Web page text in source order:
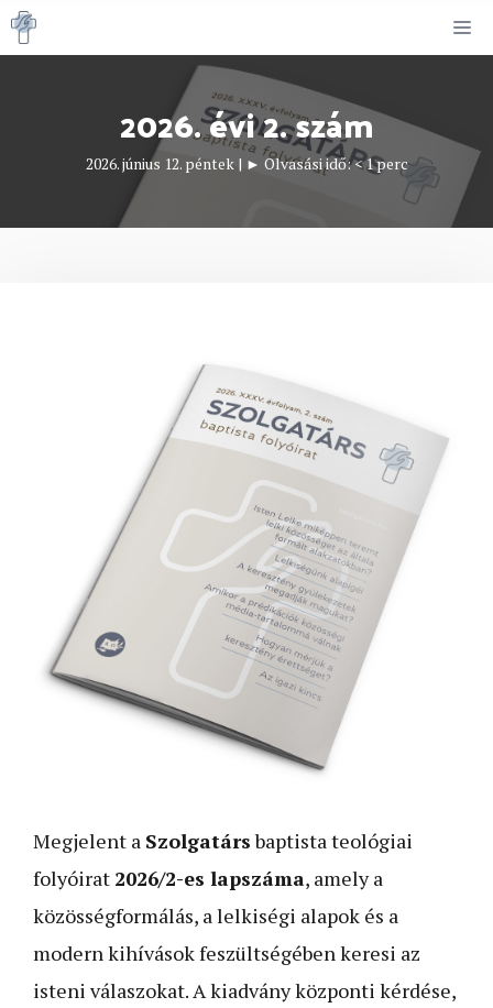
Kilépés
a
2026. évi 2. szám
2026. június 12. péntek| ► Olvasási idő:< 1perc
Megjelent a Szolgatársbaptista teológiai
folyóirat 2026/2-es lapszáma, amely a
közösségformálás, a lelkiségi alapok és a
modern kihívások feszültségében keresi az
isteni válaszokat. A kiadvány központi kérdése,